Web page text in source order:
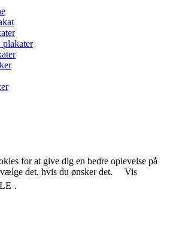
for at give dig en bedre oplevelse på
det, hvis du ønsker det.
Vis
.